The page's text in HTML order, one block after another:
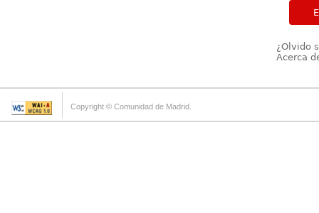
¿Olvido
Acerca
Copyright © Comunidad de Madrid.